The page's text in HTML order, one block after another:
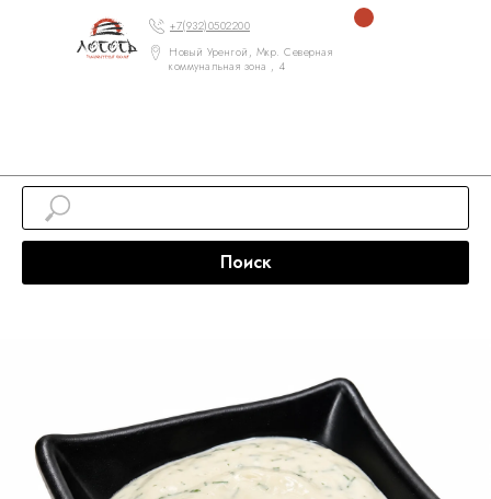
+7(932)0502200
Новый Уренгой, Мкр. Северная
коммунальная зона , 4
Поиск